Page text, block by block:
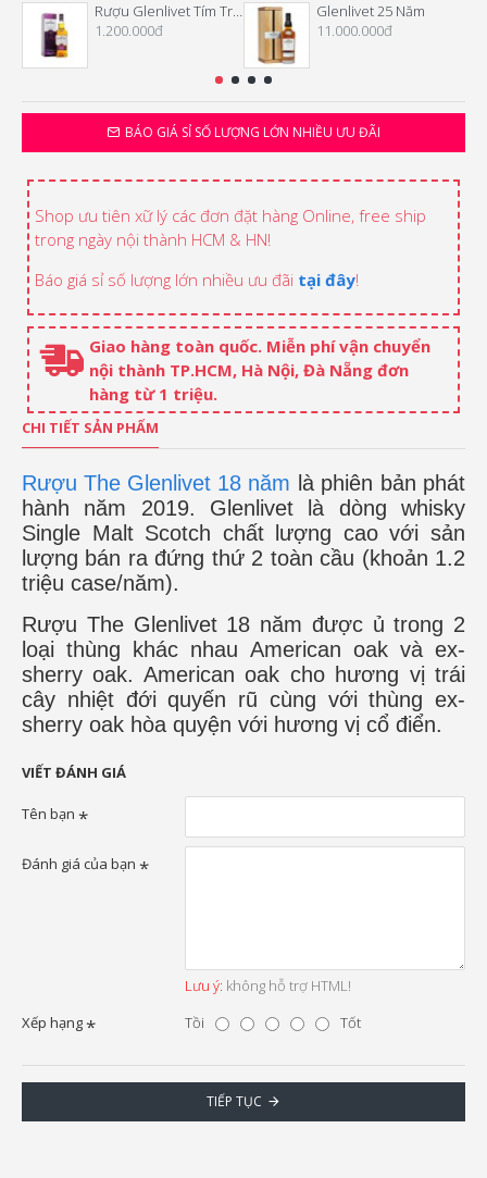
BÁO GIÁ SỈ SỐ LƯỢNG LỚN NHIỀU ƯU ĐÃI
Rượu Glenlivet Tím Triple Cask Matured
1.200.000đ
Glenlivet 25 Năm
11.000.000đ
Shop ưu tiên xữ lý các đơn đặt hàng Online, free ship
trong ngày nội thành HCM & HN!
Báo giá sỉ số lượng lớn nhiều ưu đãi tại đây!
Giao hàng toàn quốc. Miễn phí vận chuyển
nội thành TP.HCM, Hà Nội, Đà Nẵng đơn
hàng từ 1 triệu.
CHI TIẾT SẢN PHẨM
Rượu The Glenlivet 18 năm là phiên bản phát
hành năm 2019. Glenlivet là dòng whisky
Single Malt Scotch chất lượng cao với sản
lượng bán ra đứng thứ 2 toàn cầu (khoản 1.2
triệu case/năm).
Rượu The Glenlivet 18 năm được ủ trong 2
loại thùng khác nhau American oak và ex-
sherry oak. American oak cho hương vị trái
cây nhiệt đới quyến rũ cùng với thùng ex-
sherry oak hòa quyện với hương vị cổ điển.
VIẾT ĐÁNH GIÁ
Tên bạn
Đánh giá của bạn
Lưu ý: không hỗ trợ HTML!
Xếp hạng
Tồi Tốt
TIẾP TỤC